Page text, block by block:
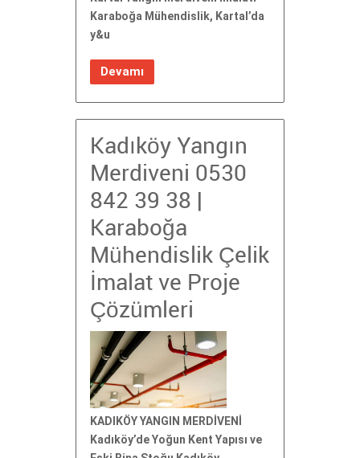
Karaboğa Mühendislik, Kartal’da
y&u
Devamı
Kadıköy Yangın
Merdiveni 0530
842 39 38 |
Karaboğa
Mühendislik Çelik
İmalat ve Proje
Çözümleri
KADIKÖY YANGIN MERDİVENİ
Kadıköy’de Yoğun Kent Yapısı ve